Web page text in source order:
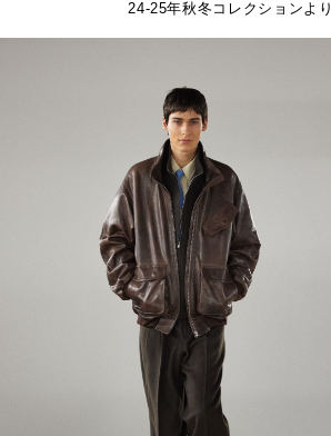
24-25年秋冬コレクションより